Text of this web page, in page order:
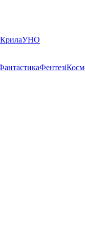
КрилаУНО
Фентезі